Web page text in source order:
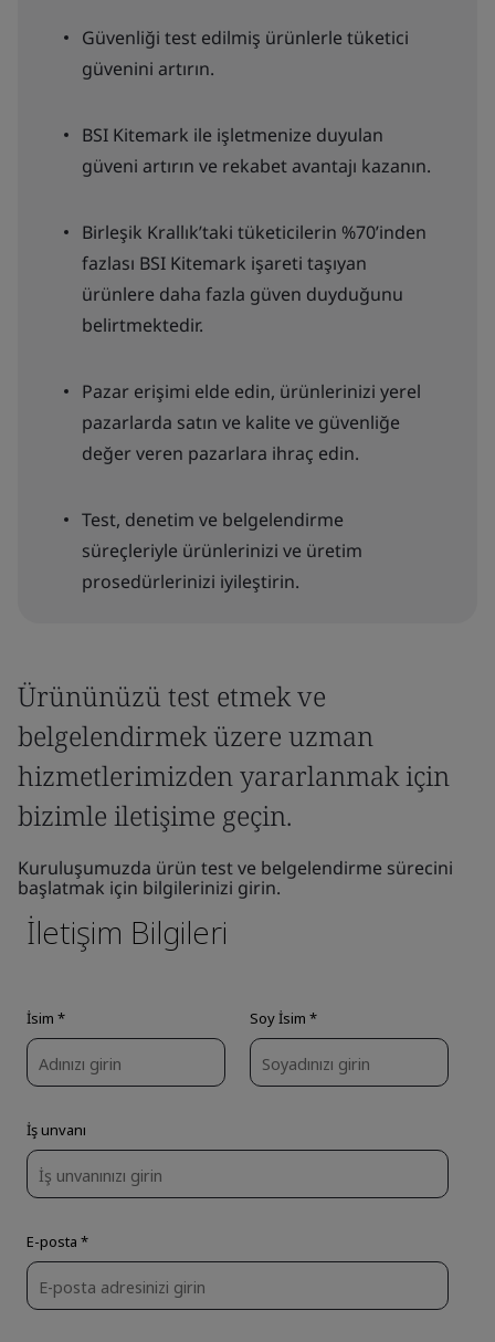
Güvenliği test edilmiş ürünlerle tüketici
güvenini artırın.
BSI Kitemark ile işletmenize duyulan
güveni artırın ve rekabet avantajı kazanın.
Birleşik Krallık’taki tüketicilerin %70’inden
fazlası BSI Kitemark işareti taşıyan
ürünlere daha fazla güven duyduğunu
belirtmektedir.
Pazar erişimi elde edin, ürünlerinizi yerel
pazarlarda satın ve kalite ve güvenliğe
değer veren pazarlara ihraç edin.
Test, denetim ve belgelendirme
süreçleriyle ürünlerinizi ve üretim
prosedürlerinizi iyileştirin.
Ürününüzü test etmek ve
belgelendirmek üzere uzman
hizmetlerimizden yararlanmak için
bizimle iletişime geçin.
Kuruluşumuzda ürün test ve belgelendirme sürecini
başlatmak için bilgilerinizi girin.